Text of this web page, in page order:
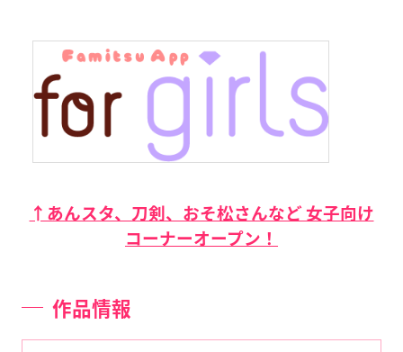
↑あんスタ、刀剣、おそ松さんなど 女子向け
コーナーオープン！
作品情報